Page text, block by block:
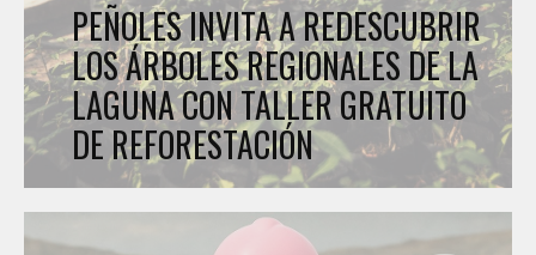
PEÑOLES INVITA A REDESCUBRIR
LOS ÁRBOLES REGIONALES DE LA
LAGUNA CON TALLER GRATUITO
DE REFORESTACIÓN